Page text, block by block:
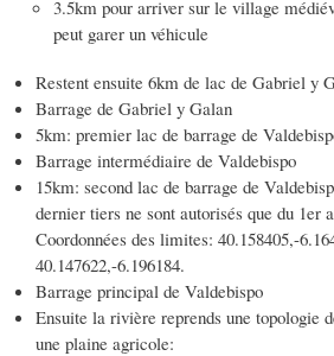
3.5km pour arriver sur le village
peut garer un véhicule
Restent ensuite 6km de lac de Gabriel y
Barrage de Gabriel y Galan
5km: premier lac de barrage de
Barrage intermédiaire de Valdebispo
15km: second lac de barrage de
dernier tiers ne sont autorisés que du 1er
Coordonnées des limites: 40.158405,-
40.147622,-6.196184.
Barrage principal de Valdebispo
Ensuite la rivière reprends une topologie
une plaine agricole: